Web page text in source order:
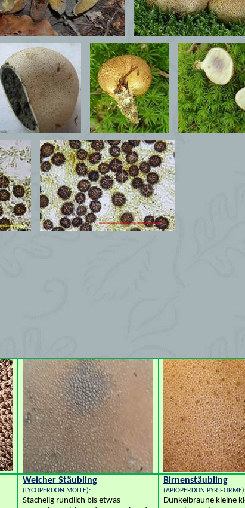
Weicher Stäubling
(LYCOPERDON MOLLE):
Stachelig rundlich bis etwas
Birnenstäubling
(APIOPERDON
Dunkelbraune kleine